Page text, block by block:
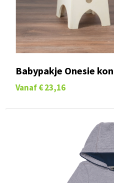
Babypakje Onesie
Vanaf € 23,16